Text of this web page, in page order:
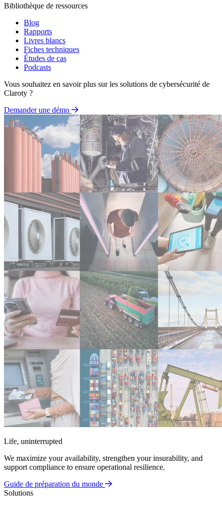
Bibliothèque de ressources
Blog
Rapports
Livres blancs
Fiches techniques
Études de cas
Podcasts
Vous souhaitez en savoir plus sur les solutions de cybersécurité de
Claroty ?
Demander une démo
Life, uninterrupted
We maximize your availability, strengthen your insurability, and
support compliance to ensure operational resilience.
Guide de préparation du monde
Solutions